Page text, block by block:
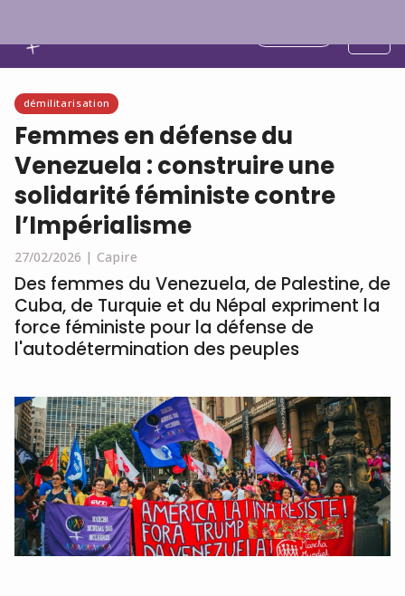
démilitarisation
Femmes en défense du
Venezuela : construire une
solidarité féministe contre
l’Impérialisme
27/02/2026 | Capire
Des femmes du Venezuela, de Palestine, de
Cuba, de Turquie et du Népal expriment la
force féministe pour la défense de
l'autodétermination des peuples